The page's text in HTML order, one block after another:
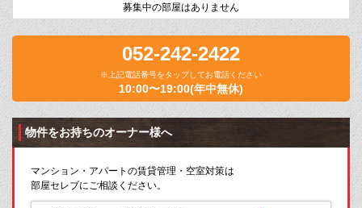
募集中の部屋はありません
052-242-2422
※上記電話番号をタップしてお電話ください
10:00〜19:00(年中無休)
物件をお持ちのオーナー様へ
マンション・アパートの賃貸管理・空室対策は
部屋セレブにご相談ください。